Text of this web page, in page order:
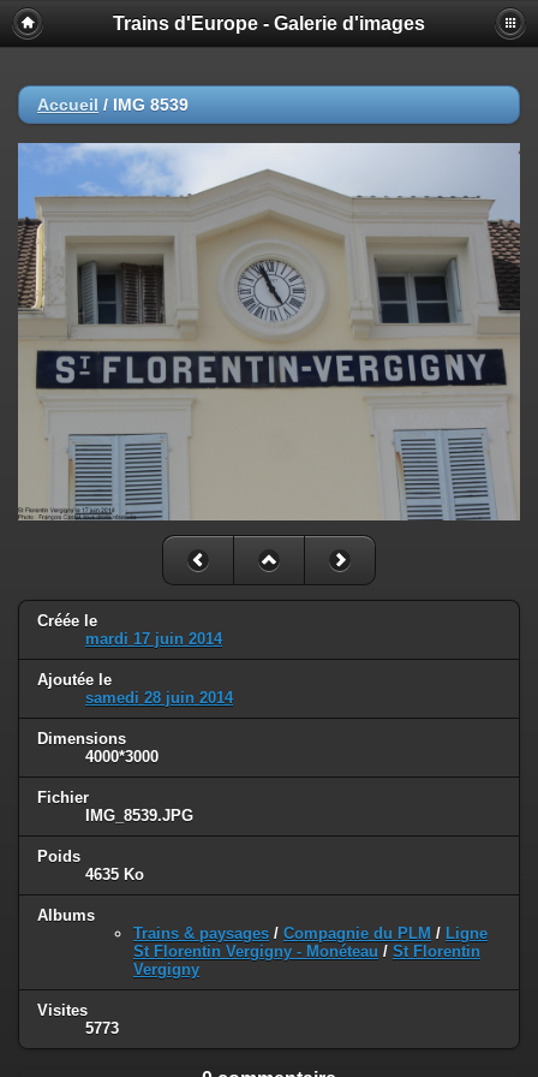
Trains d'Europe - Galerie d'images
Accueil / IMG 8539
Créée le
mardi 17 juin 2014
Ajoutée le
samedi 28 juin 2014
Dimensions
4000*3000
Fichier
IMG_8539.JPG
Poids
4635 Ko
Albums
Trains & paysages / Compagnie du PLM / Ligne
St Florentin Vergigny - Monéteau / St Florentin
Vergigny
Visites
5773